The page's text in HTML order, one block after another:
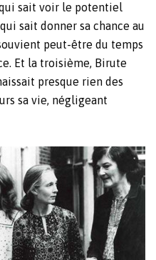
qui sait voir le potentiel
sait donner sa chance au
peut-être du temps
Et la troisième, Birute
presque rien des
sa vie, négligeant